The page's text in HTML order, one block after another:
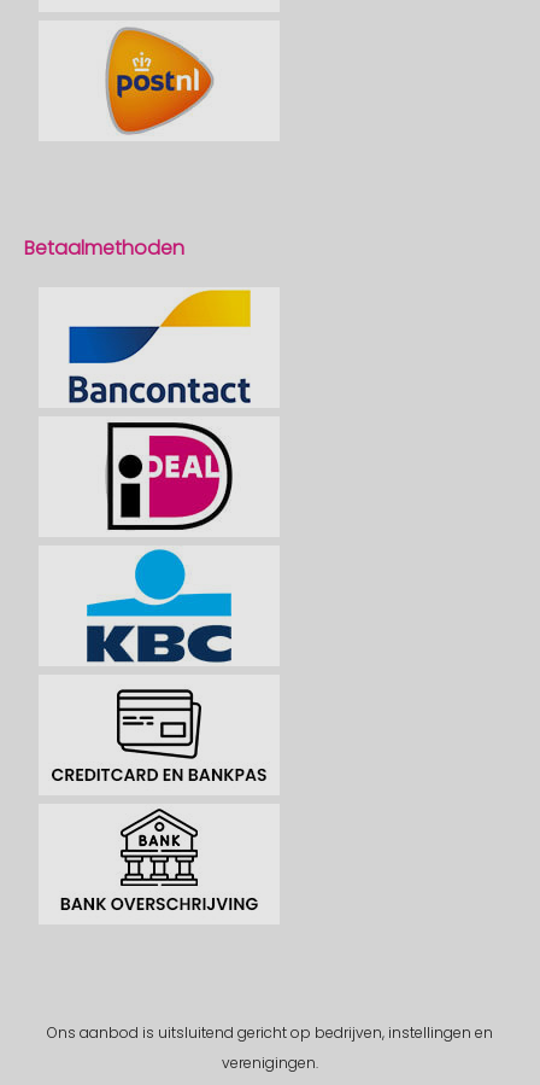
Betaalmethoden
Ons aanbod is uitsluitend gericht op bedrijven, instellingen en
verenigingen.